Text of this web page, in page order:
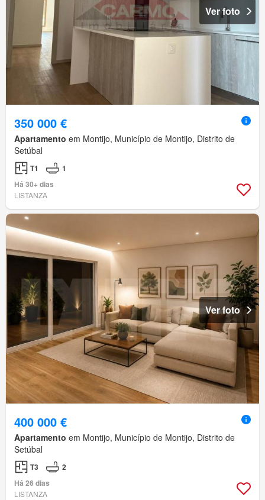
Ver foto
350 000 €
Apartamento em Montijo, Município de Montijo, Distrito de
Setúbal
T1
1
Há 30+ dias
LISTANZA
Ver foto
400 000 €
Apartamento em Montijo, Município de Montijo, Distrito de
Setúbal
T3
2
Há 26 dias
LISTANZA